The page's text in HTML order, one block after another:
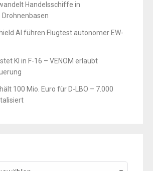
Handelsschiffe in
AI führen Flugtest autonomer EW-
KI in F-16 – VENOM erlaubt
100 Mio. Euro für D-LBO – 7.000